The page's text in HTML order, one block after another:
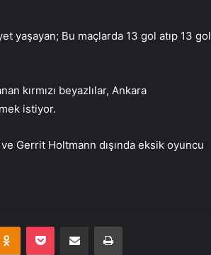
yaşayan; Bu maçlarda 13 gol atıp 13 gol
kırmızı beyazlılar, Ankara
istiyor.
Gerrit Holtmann dışında eksik oyuncu
Odnoklassniki
Pocket E-Posta ile paylaş Yazdır